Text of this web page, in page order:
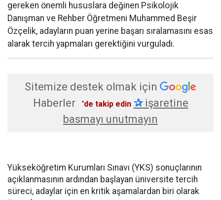
gereken önemli hususlara değinen Psikolojik
Danışman ve Rehber Öğretmeni Muhammed Beşir
Özçelik, adayların puan yerine başarı sıralamasını esas
alarak tercih yapmaları gerektiğini vurguladı.
Sitemize destek olmak için
Haberler
'de takip edin ✰işaretine
basmayı unutmayın
Yükseköğretim Kurumları Sınavı (YKS) sonuçlarının
açıklanmasının ardından başlayan üniversite tercih
süreci, adaylar için en kritik aşamalardan biri olarak